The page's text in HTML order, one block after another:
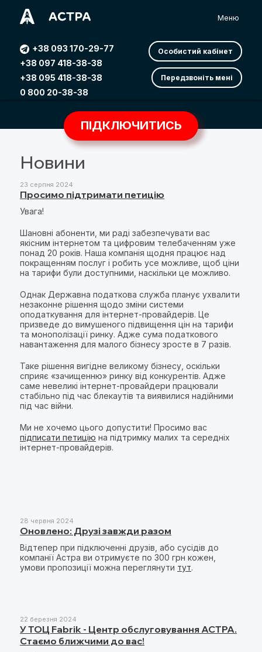
Меню
Особистий кабінет
Передзвоніть мені
+38 093 170-29-77
+38 097 418-38-38
+38 095 418-38-38
0 800 20-38-38
ПІДКЛЮЧИТИСЬ
Новини
23 серпня 2024
Просимо підтримати петицію
Увага!
Шановні абоненти, ми раді забезпечувати вас
якісним інтернетом та цифровим телебаченням уже
понад 20 років. Наша компанія щодня працює над
покращенням послуг і робить усе можливе, щоб ціни
на тарифи були доступними, наскільки це можливо.
Однак Державна податкова служба планує ухвалити
незаконне рішення щодо зміни системи
оподаткування для інтернет-провайдерів. Це
призведе до вимушеного підвищення цін на тарифи
та монополізації ринку. Адже сума податкового
навантаження для малого бізнесу зросте в 7 разів.
Таке рішення вигідне великому бізнесу, оскільки
сприяє «зачищенню» ринку від конкурентів. Адже
саме невеликі інтернет-провайдери працювали
стабільно під час блекаутів та виявилися надійними
під час війни.
Ми не хочемо цього допустити! Просимо вас
підписати петицію на підтримку малих та середніх
інтернет-провайдерів.
28 червня 2024
Оновлено: Друзі завжди разом
Відтепер при підключенні друзів, або сусідів до
компанії Астра ви отримуєте по 300 грн кожен,
умови пропозиції можна переглянути тут.
22 березня 2024
У ТОЦ Fabrik - Центр обслуговування АСТРА.
Стаємо ближчими до вас!